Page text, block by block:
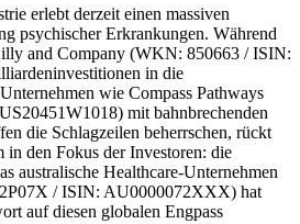
erlebt derzeit einen massiven
psychischer Erkrankungen. Während
and Company (WKN: 850663 / ISIN:
in die
wie Compass Pathways
mit bahnbrechenden
die Schlagzeilen beherrschen, rückt
in den Fokus der Investoren: die
australische Healthcare-Unternehmen
/ ISIN: AU0000072XXX) hat
auf diesen globalen Engpass